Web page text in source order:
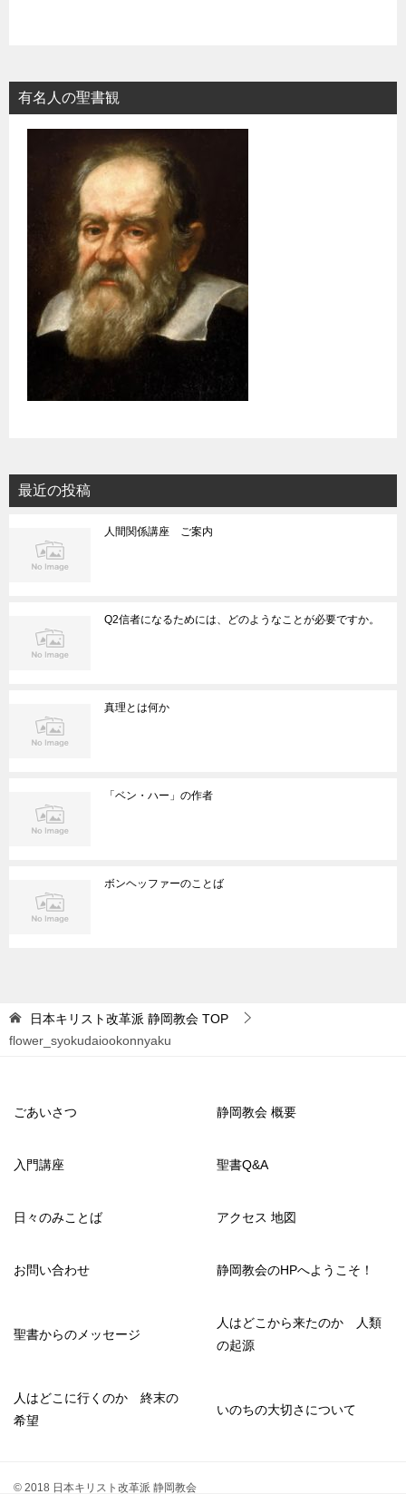
有名人の聖書観
最近の投稿
人間関係講座 ご案内
Q2信者になるためには、どのようなことが必要ですか。
真理とは何か
「ベン・ハー」の作者
ボンヘッファーのことば
日本キリスト改革派 静岡教会 TOP
flower_syokudaiookonnyaku
ごあいさつ 静岡教会 概要
入門講座 聖書Q&A
日々のみことば アクセス 地図
お問い合わせ 静岡教会のHPへようこそ！
聖書からのメッセージ
人はどこから来たのか 人類
の起源
人はどこに行くのか 終末の
希望
いのちの大切さについて
© 2018 日本キリスト改革派 静岡教会